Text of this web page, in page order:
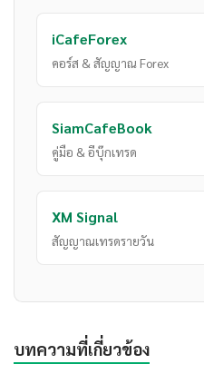
iCafeForex
คอร์ส & สัญญาณ Forex
SiamCafeBook
คู่มือ & อีบุ๊กเทรด
XM Signal
สัญญาณเทรดรายวัน
บทความที่เกี่ยวข้อง